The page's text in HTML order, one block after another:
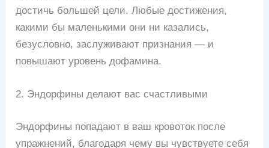
достичь большей цели. Любые достижения,
какими бы маленькими они ни казались,
безусловно, заслуживают признания — и
повышают уровень дофамина.
2. Эндорфины делают вас счастливыми
Эндорфины попадают в ваш кровоток после
упражнений, благодаря чему вы чувствуете себя